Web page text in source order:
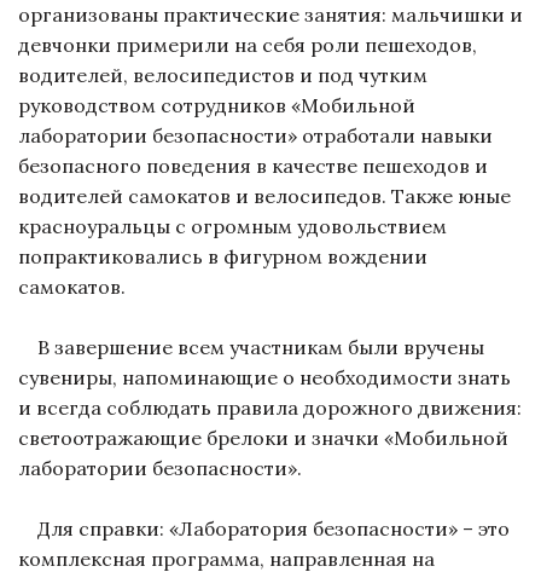
организованы практические занятия: мальчишки и
девчонки примерили на себя роли пешеходов,
водителей, велосипедистов и под чутким
руководством сотрудников «Мобильной
лаборатории безопасности» отработали навыки
безопасного поведения в качестве пешеходов и
водителей самокатов и велосипедов. Также юные
красноуральцы с огромным удовольствием
попрактиковались в фигурном вождении
самокатов.
В завершение всем участникам были вручены
сувениры, напоминающие о необходимости знать
и всегда соблюдать правила дорожного движения:
светоотражающие брелоки и значки «Мобильной
лаборатории безопасности».
Для справки: «Лаборатория безопасности» – это
комплексная программа, направленная на